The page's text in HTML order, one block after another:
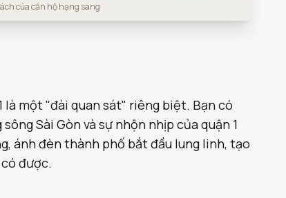
của căn hộ hạng sang
một "đài quan sát" riêng biệt. Bạn có
Sài Gòn và sự nhộn nhịp của quận 1
ánh đèn thành phố bắt đầu lung linh, tạo
được.